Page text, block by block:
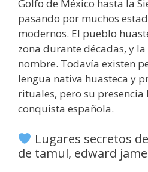
Golfo de México hasta la
pasando por muchos
modernos. El pueblo
zona durante décadas, y la
nombre. Todavía existen
lengua nativa huasteca y
rituales, pero su
conquista española.
Lugares secretos
de tamul, edward